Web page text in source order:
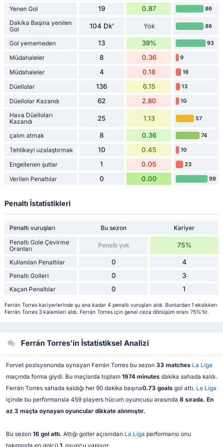
Yenen Gol 19 0.87 86
Dakika Başına yenilen
Gol
104 Dk' Yok 86
Gol yememeden 13 39% 93
Müdahaleler 8 0.36 9
Müdahaleler 4 0.18 16
Düellolar 136 6.15 13
Düellolar Kazandı 62 2.80 10
Hava Düelloları
Kazandı
25 1.13 57
çalım atmak 8 0.36 74
Tehlikeyi uzalaştırmak 10 0.45 10
Engellenen şutlar 1 0.05 23
Verilen Penaltılar 0 0.00 99
Penaltı İstatistikleri
Penaltı vuruşları Bu sezon
Kariyer
Penaltı Gole Çevirme
Oranları
Penaltı yok 75%
Kullanılan Penaltılar 0 4
Penaltı Golleri 0 3
Kaçan Penaltılar 0 1
Ferrán Torres kariyerlerinde şu ana kadar 4 penaltı vuruşları aldı. Bunlardan 1 eksikken
Ferrán Torres 3 kalemleri aldı. Ferrán Torres için genel ceza dönüşüm oranı 75%'tir.
Ferrán Torres'in İstatistiksel Analizi
Forvet pozisyonunda oynayan Ferrán Torres bu sezon 33 matches La Liga
maçında forma giydi. Bu maçlarda toplam 1974 minutes dakika sahada kaldı.
Ferrán Torres sahada kaldığı her 90 dakika başına0.73 goals gol attı. La Liga
içinde bu performansla 459 players hücum oyuncusu arasında 8 sırada. En
az 3 maçta oynayan oyuncular dikkate alınmıştır.
Bu sezon 16 gol attı. Attığı goller açısından La Liga performansı onu